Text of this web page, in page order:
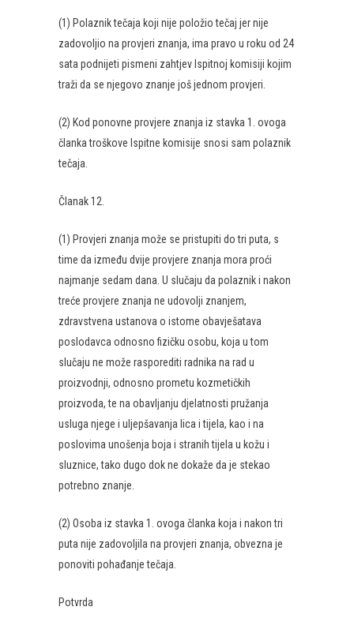
(1) Polaznik tečaja koji nije položio tečaj jer nije
zadovoljio na provjeri znanja, ima pravo u roku od 24
sata podnijeti pismeni zahtjev Ispitnoj komisiji kojim
traži da se njegovo znanje još jednom provjeri.
(2) Kod ponovne provjere znanja iz stavka 1. ovoga
članka troškove Ispitne komisije snosi sam polaznik
tečaja.
Članak 12.
(1) Provjeri znanja može se pristupiti do tri puta, s
time da između dvije provjere znanja mora proći
najmanje sedam dana. U slučaju da polaznik i nakon
treće provjere znanja ne udovolji znanjem,
zdravstvena ustanova o istome obavješatava
poslodavca odnosno fizičku osobu, koja u tom
slučaju ne može rasporediti radnika na rad u
proizvodnji, odnosno prometu kozmetičkih
proizvoda, te na obavljanju djelatnosti pružanja
usluga njege i uljepšavanja lica i tijela, kao i na
poslovima unošenja boja i stranih tijela u kožu i
sluznice, tako dugo dok ne dokaže da je stekao
potrebno znanje.
(2) Osoba iz stavka 1. ovoga članka koja i nakon tri
puta nije zadovoljila na provjeri znanja, obvezna je
ponoviti pohađanje tečaja.
Potvrda